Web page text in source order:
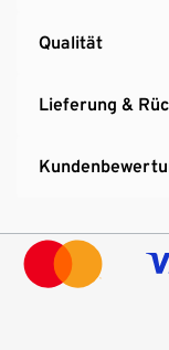
Qualität
Lieferung &